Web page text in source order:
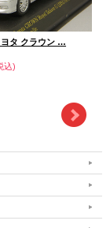
ヨタ クラウン …
込)